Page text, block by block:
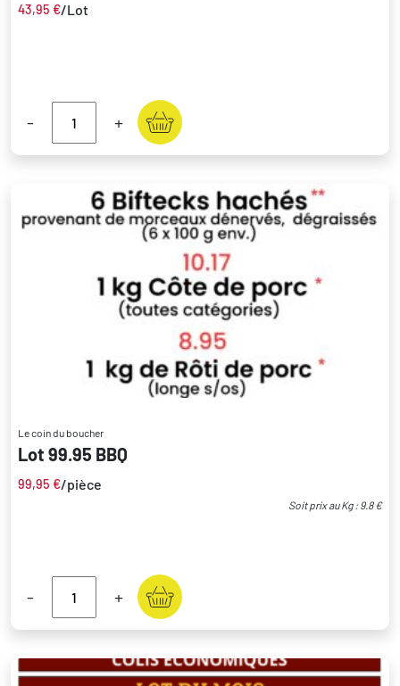
43,95 €/Lot
- +
Le coin du boucher
Lot 99.95 BBQ
99,95 €/pièce
Soit prix au Kg : 9.8 €
- +